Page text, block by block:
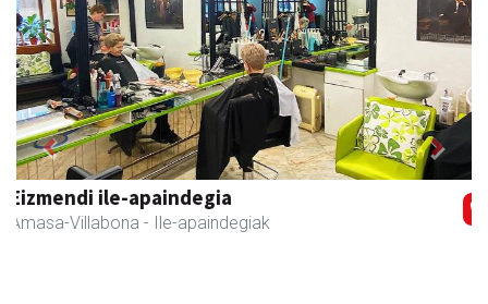
Eizmendi anaiak
Amasa-Villabona - Armategia
Previous Next